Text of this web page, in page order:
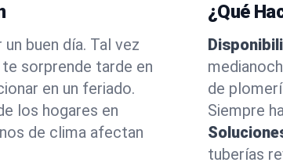
buen día. Tal vez
sorprende tarde en
en un feriado.
los hogares en
de clima afectan
¿Qué
de
Siempre
tuberías